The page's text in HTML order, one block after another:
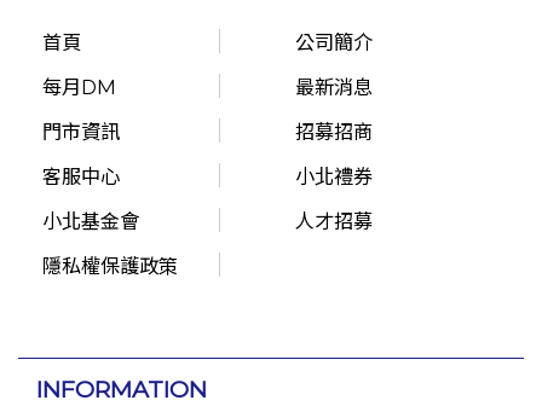
首頁
公司簡介
每月DM
最新消息
門市資訊
招募招商
客服中心
小北禮券
小北基金會
人才招募
隱私權保護政策
INFORMATION